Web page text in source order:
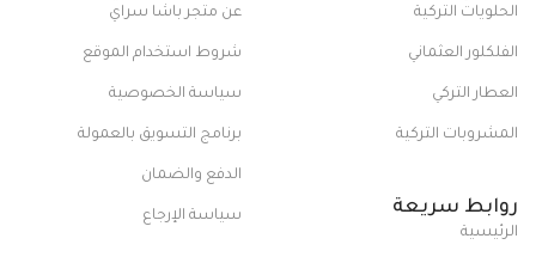
عن متجر باشا سراي
شروط استخدام الموقع
سياسة الخصوصية
برنامج التسويق بالعمولة
الدفع والضمان
سياسة الإرجاع
الحلويات التركية
الفلكلور العثماني
العطار التركي
المشروبات التركية
روابط سريعة
الرئيسية